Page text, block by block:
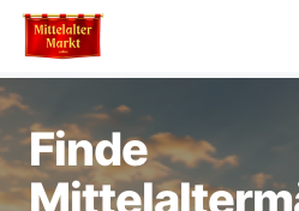
Zum
Inhalt
springen
Finde